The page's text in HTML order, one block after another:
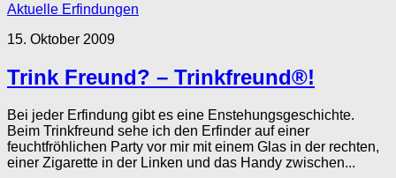
Aktuelle Erfindungen
15. Oktober 2009
Trink Freund? – Trinkfreund®!
Bei jeder Erfindung gibt es eine Enstehungsgeschichte.
Beim Trinkfreund sehe ich den Erfinder auf einer
feuchtfröhlichen Party vor mir mit einem Glas in der rechten,
einer Zigarette in der Linken und das Handy zwischen...